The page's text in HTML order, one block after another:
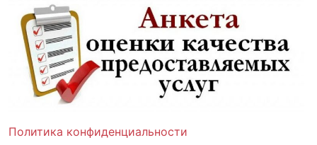
Политика конфиденциальности